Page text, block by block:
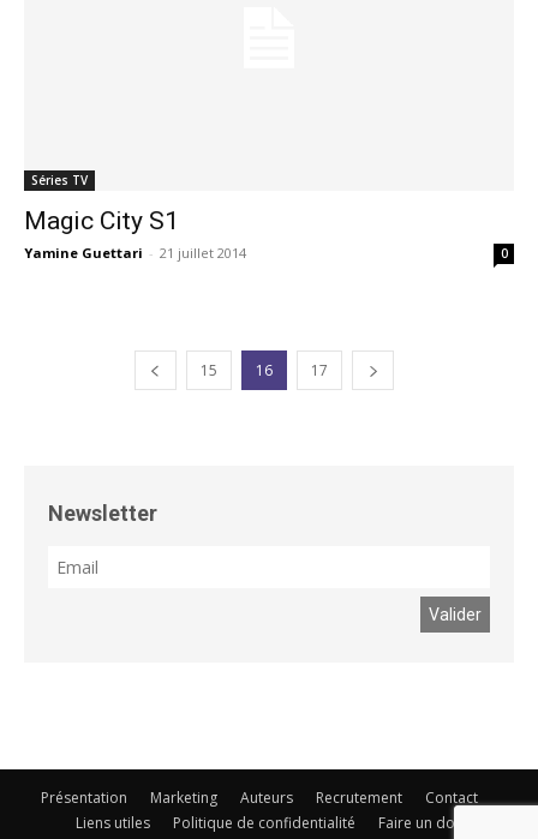
Séries TV
Magic City S1
Yamine Guettari - 21 juillet 2014 0
15 16 17
Newsletter
Présentation Marketing Auteurs Recrutement
Contact
Liens utiles
Politique de confidentialité Faire un don